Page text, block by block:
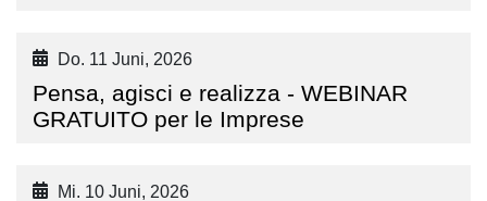
Do. 11 Juni, 2026
Pensa, agisci e realizza - WEBINAR
GRATUITO per le Imprese
Mi. 10 Juni, 2026